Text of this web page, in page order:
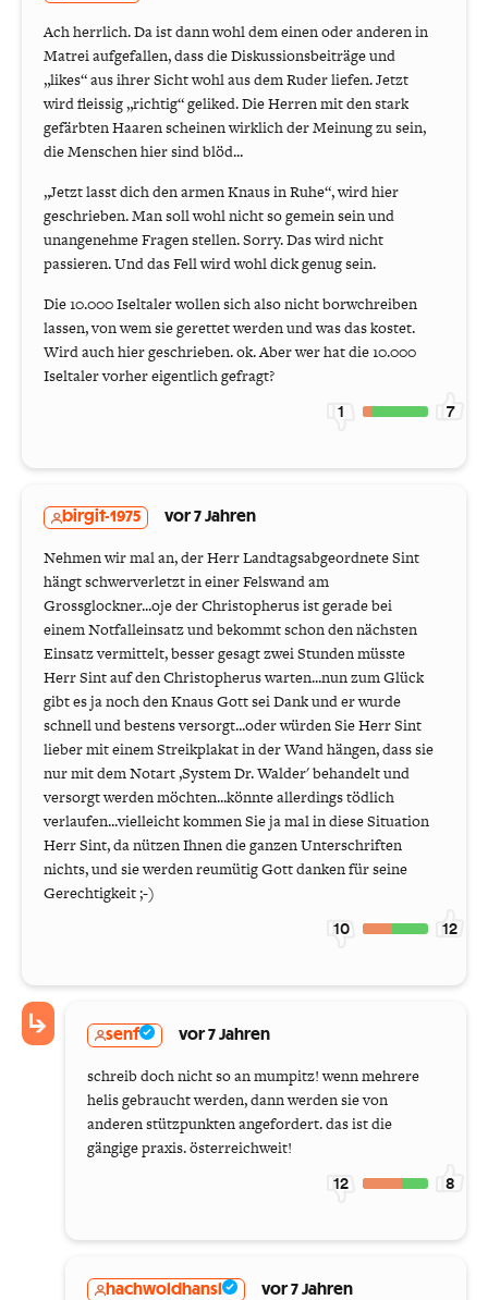
Ach herrlich. Da ist dann wohl dem einen oder anderen in
Matrei aufgefallen, dass die Diskussionsbeiträge und
„likes“ aus ihrer Sicht wohl aus dem Ruder liefen. Jetzt
wird fleissig „richtig“ geliked. Die Herren mit den stark
gefärbten Haaren scheinen wirklich der Meinung zu sein,
die Menschen hier sind blöd...
„Jetzt lasst dich den armen Knaus in Ruhe“, wird hier
geschrieben. Man soll wohl nicht so gemein sein und
unangenehme Fragen stellen. Sorry. Das wird nicht
passieren. Und das Fell wird wohl dick genug sein.
Die 10.000 Iseltaler wollen sich also nicht borwchreiben
lassen, von wem sie gerettet werden und was das kostet.
Wird auch hier geschrieben. ok. Aber wer hat die 10.000
Iseltaler vorher eigentlich gefragt?
1 7
birgit-1975 vor 7 Jahren
Nehmen wir mal an, der Herr Landtagsabgeordnete Sint
hängt schwerverletzt in einer Felswand am
Grossglockner...oje der Christopherus ist gerade bei
einem Notfalleinsatz und bekommt schon den nächsten
Einsatz vermittelt, besser gesagt zwei Stunden müsste
Herr Sint auf den Christopherus warten...nun zum Glück
gibt es ja noch den Knaus Gott sei Dank und er wurde
schnell und bestens versorgt...oder würden Sie Herr Sint
lieber mit einem Streikplakat in der Wand hängen, dass sie
nur mit dem Notart ,System Dr. Walder' behandelt und
versorgt werden möchten...könnte allerdings tödlich
verlaufen...vielleicht kommen Sie ja mal in diese Situation
Herr Sint, da nützen Ihnen die ganzen Unterschriften
nichts, und sie werden reumütig Gott danken für seine
Gerechtigkeit ;-)
10 12
senf vor 7 Jahren
schreib doch nicht so an mumpitz! wenn mehrere
helis gebraucht werden, dann werden sie von
anderen stützpunkten angefordert. das ist die
gängige praxis. österreichweit!
12 8
hachwoldhansl vor 7 Jahren